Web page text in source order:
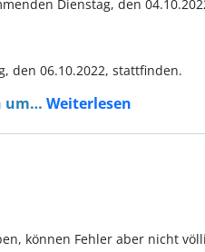
Dienstag, den
den 06.10.2022, stattfinden.
um… Weiterlesen
können Fehler aber nicht